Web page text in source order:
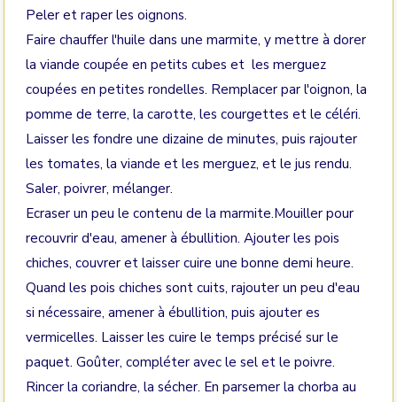
Peler et raper les oignons.
Faire chauffer l'huile dans une marmite, y mettre à dorer
la viande coupée en petits cubes et les merguez
coupées en petites rondelles. Remplacer par l'oignon, la
pomme de terre, la carotte, les courgettes et le céléri.
Laisser les fondre une dizaine de minutes, puis rajouter
les tomates, la viande et les merguez, et le jus rendu.
Saler, poivrer, mélanger.
Ecraser un peu le contenu de la marmite.Mouiller pour
recouvrir d'eau, amener à ébullition. Ajouter les pois
chiches, couvrer et laisser cuire une bonne demi heure.
Quand les pois chiches sont cuits, rajouter un peu d'eau
si nécessaire, amener à ébullition, puis ajouter es
vermicelles. Laisser les cuire le temps précisé sur le
paquet. Goûter, compléter avec le sel et le poivre.
Rincer la coriandre, la sécher. En parsemer la chorba au